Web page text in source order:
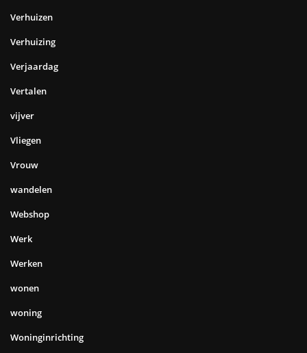
Verhuizen
Verhuizing
Verjaardag
Vertalen
vijver
Vliegen
Vrouw
wandelen
Webshop
Werk
Werken
wonen
woning
Woninginrichting